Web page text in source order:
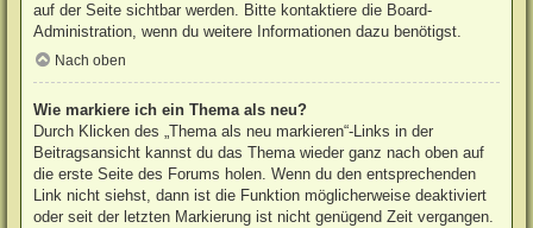
auf der Seite sichtbar werden. Bitte kontaktiere die Board-
Administration, wenn du weitere Informationen dazu benötigst.
Nach oben
Wie markiere ich ein Thema als neu?
Durch Klicken des „Thema als neu markieren“-Links in der
Beitragsansicht kannst du das Thema wieder ganz nach oben auf
die erste Seite des Forums holen. Wenn du den entsprechenden
Link nicht siehst, dann ist die Funktion möglicherweise deaktiviert
oder seit der letzten Markierung ist nicht genügend Zeit vergangen.